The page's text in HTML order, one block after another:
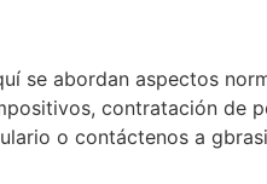
se abordan aspectos
contratación de
o contáctenos a